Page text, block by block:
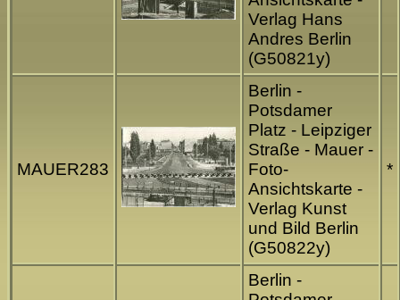
Verlag Hans
Andres Berlin
(G50821y)
MAUER283
Berlin -
Potsdamer
Platz - Leipziger
Straße - Mauer -
Foto-
Ansichtskarte -
Verlag Kunst
und Bild Berlin
(G50822y)
*
Berlin -